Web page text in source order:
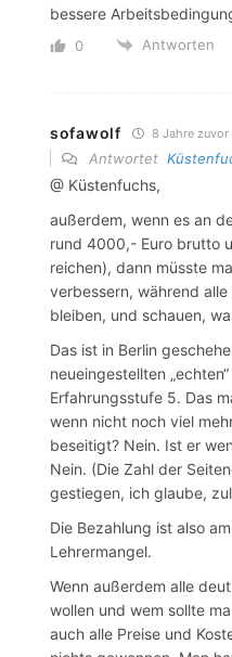
bessere
0 Antworten
sofawolf 8 Jahre zuvor
Antwortet
@ Küstenfuchs,
außerdem, wenn es an
rund 4000,- Euro brutto
reichen), dann müsste
verbessern, während
bleiben, und schauen,
Das ist in Berlin
neueingestellten
Erfahrungsstufe 5. Das
wenn nicht noch viel
beseitigt? Nein. Ist er
Nein. (Die Zahl der
gestiegen, ich glaube,
Die Bezahlung ist also
Lehrermangel.
Wenn außerdem alle
wollen und wem sollte
auch alle Preise und